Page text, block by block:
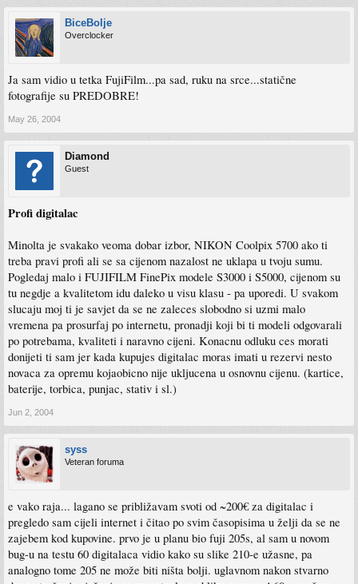
BiceBolje
Overclocker
Ja sam vidio u tetka FujiFilm...pa sad, ruku na srce...statične
fotografije su PREDOBRE!
May 26, 2004
Diamond
Guest
Profi digitalac
Minolta je svakako veoma dobar izbor, NIKON Coolpix 5700 ako ti
treba pravi profi ali se sa cijenom nazalost ne uklapa u tvoju sumu.
Pogledaj malo i FUJIFILM FinePix modele S3000 i S5000, cijenom su
tu negdje a kvalitetom idu daleko u visu klasu - pa uporedi. U svakom
slucaju moj ti je savjet da se ne zaleces slobodno si uzmi malo
vremena pa prosurfaj po internetu, pronadji koji bi ti modeli odgovarali
po potrebama, kvaliteti i naravno cijeni. Konacnu odluku ces morati
donijeti ti sam jer kada kupujes digitalac moras imati u rezervi nesto
novaca za opremu kojaobicno nije ukljucena u osnovnu cijenu. (kartice,
baterije, torbica, punjac, stativ i sl.)
Jun 2, 2004
syss
Veteran foruma
e vako raja... lagano se približavam svoti od ~200€ za digitalac i
pregledo sam cijeli internet i čitao po svim časopisima u želji da se ne
zajebem kod kupovine. prvo je u planu bio fuji 205s, al sam u novom
bug-u na testu 60 digitalaca vidio kako su slike 210-e užasne, pa
analogno tome 205 ne može biti ništa bolji. uglavnom nakon stvarno